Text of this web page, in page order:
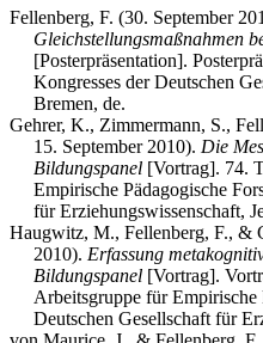
Fellenberg, F. (30. September
Gleichstellungsmaßnahmen
[Posterpräsentation].
Kongresses der Deutschen
Bremen, de.
Gehrer, K., Zimmermann, S.,
15. September 2010). Die
Bildungspanel [Vortrag]. 74.
Empirische Pädagogische
für Erziehungswissenschaft,
Haugwitz, M., Fellenberg, F., &
2010). Erfassung
Bildungspanel [Vortrag].
Arbeitsgruppe für Empirische
Deutschen Gesellschaft für